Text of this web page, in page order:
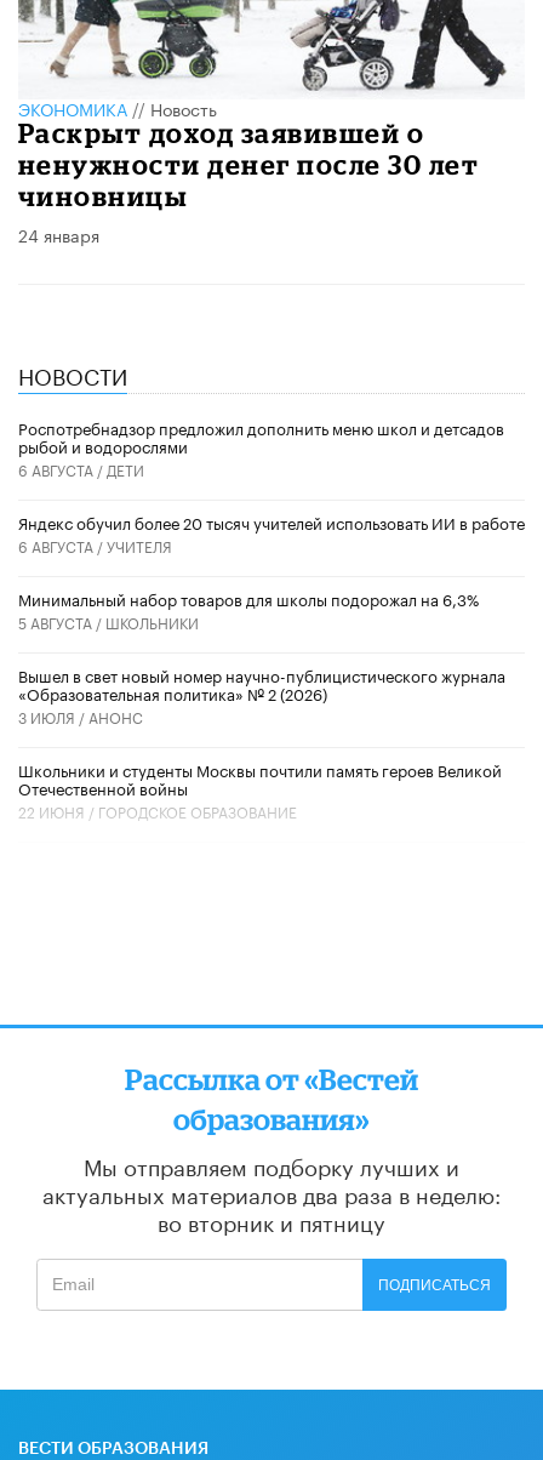
ЭКОНОМИКА // Новость
Раскрыт доход заявившей о
ненужности денег после 30 лет
чиновницы
24 января
НОВОСТИ
Роспотребнадзор предложил дополнить меню школ и детсадов
рыбой и водорослями
6 АВГУСТА / ДЕТИ
​Яндекс обучил более 20 тысяч учителей использовать ИИ в работе
6 АВГУСТА /УЧИТЕЛЯ
Минимальный набор товаров для школы подорожал на 6,3%
5 АВГУСТА / ШКОЛЬНИКИ
Вышел в свет новый номер научно-публицистического журнала
«Образовательная политика» № 2 (2026)
3 ИЮЛЯ / АНОНС
Школьники и студенты Москвы почтили память героев Великой
Отечественной войны
22 ИЮНЯ / ГОРОДСКОЕ ОБРАЗОВАНИЕ
Рассылка от «Вестей
образования»
Мы отправляем подборку лучших и
актуальных материалов два раза в неделю:
во вторник и пятницу
ПОДПИСАТЬСЯ
ВЕСТИ ОБРАЗОВАНИЯ